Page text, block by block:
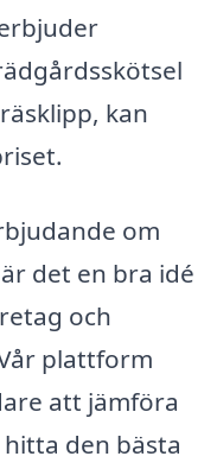
kan
om
det en bra idé
och
plattform
att jämföra
den bästa